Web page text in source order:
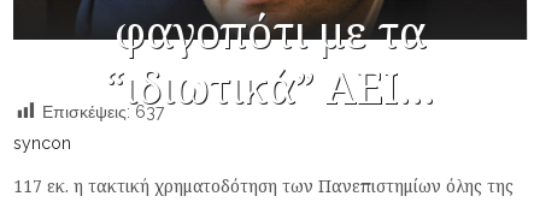
φαγοπότι με τα
“ιδιωτικά” ΑΕΙ…
Επισκέψεις: 637
syncon
117 εκ. η τακτική χρηματοδότηση των Πανεπιστημίων όλης της